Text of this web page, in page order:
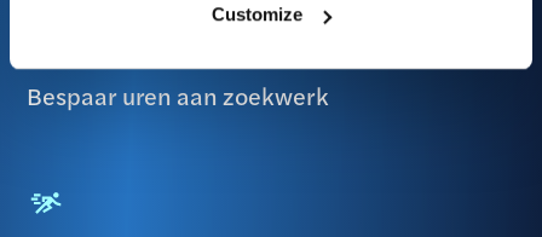
Customize
Bespaar uren aan zoekwerk